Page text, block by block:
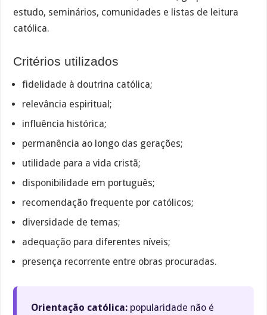
estudo, seminários, comunidades e listas de leitura
católica.
Critérios utilizados
fidelidade à doutrina católica;
relevância espiritual;
influência histórica;
permanência ao longo das gerações;
utilidade para a vida cristã;
disponibilidade em português;
recomendação frequente por católicos;
diversidade de temas;
adequação para diferentes níveis;
presença recorrente entre obras procuradas.
Orientação católica: popularidade não é